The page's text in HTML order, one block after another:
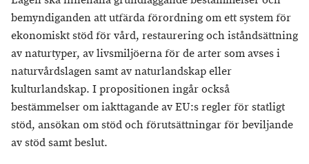
bemyndiganden att utfärda förordning om ett system för
ekonomiskt stöd för vård, restaurering och iståndsättning
av naturtyper, av livsmiljöerna för de arter som avses i
naturvårdslagen samt av naturlandskap eller
kulturlandskap. I propositionen ingår också
bestämmelser om iakttagande av EU:s regler för statligt
stöd, ansökan om stöd och förutsättningar för beviljande
av stöd samt beslut.